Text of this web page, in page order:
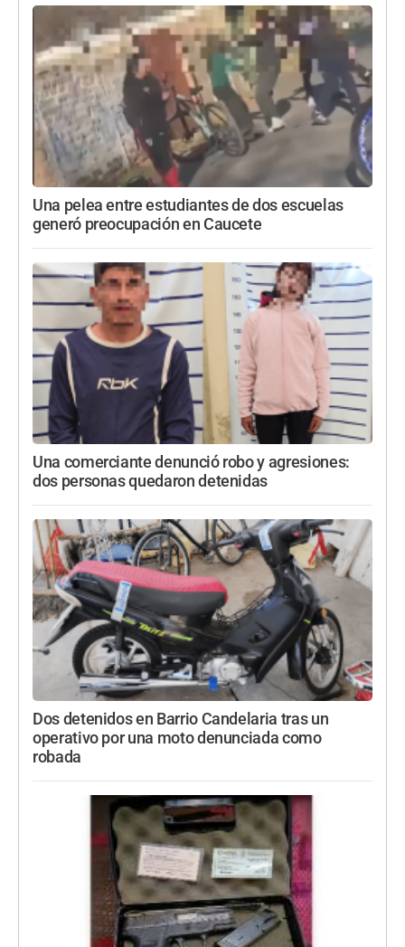
Una pelea entre estudiantes de dos escuelas
generó preocupación en Caucete
Una comerciante denunció robo y agresiones:
dos personas quedaron detenidas
Dos detenidos en Barrio Candelaria tras un
operativo por una moto denunciada como
robada